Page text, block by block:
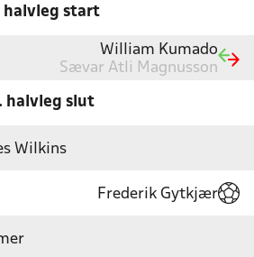
halvleg start
William Kumado
Sævar Atli Magnusson
halvleg slut
Wilkins
Frederik Gytkjær